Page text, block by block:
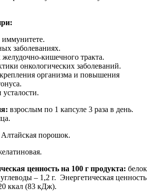
заболеваниях.
желудочно-кишечного тракта.
онкологических заболеваний.
организма и повышения
взрослым по 1 капсуле 3 раза в день.
Алтайская порошок.
ценность на 100 г продукта: белок
– 1,2 г. Энергетическая ценность
ккал (83 кДж).